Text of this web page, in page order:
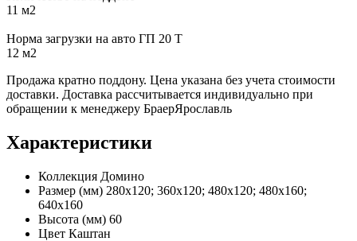
11 м2
Норма загрузки на авто ГП 20 Т
12 м2
Продажа кратно поддону. Цена указана без учета стоимости
доставки. Доставка рассчитывается индивидуально при
обращении к менеджеру БраерЯрославль
Характеристики
Коллекция Домино
Размер (мм) 280х120; 360х120; 480х120; 480х160;
640х160
Высота (мм) 60
Цвет Каштан